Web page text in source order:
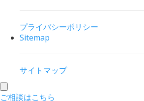
プライバシーポリシー
Sitemap
サイトマップ
toggle
ご相談はこちら